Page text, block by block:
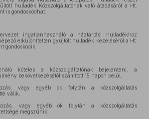
hulladék Közszolgáltatónak való átadásáról a Ht.
is gondoskodhat.
ingatlanhasználó a háztartási hulladékhoz
elkülönítetten gyűjtött hulladék kezeléséről a Ht.
gondoskodik.
köteles a közszolgáltatónak bejelenteni, a
bekövetkezésétől számított 15 napon belül:
vagy egyéb ok folytán a közszolgáltatás
válik,
vagy egyéb ok folytán a közszolgáltatás
megszűnik,